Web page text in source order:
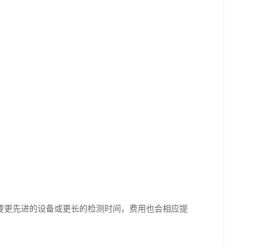
先进的设备或更长的检测时间，费用也会相应提